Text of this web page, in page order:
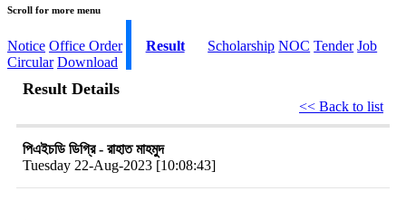
Scroll for more menu
Notice Office Order Result Scholarship NOC Tender Job
Circular Download
Result Details
<< Back to list
পিএইচডি ডিগ্রি - রাহাত মাহমুদ
Tuesday 22-Aug-2023 [10:08:43]